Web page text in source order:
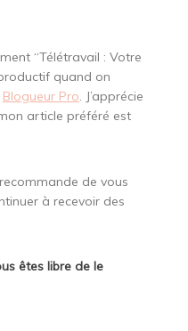
“Télétravail : Votre
quand on
Blogueur Pro. J’apprécie
article préféré est
de vous
à recevoir des
êtes libre de le